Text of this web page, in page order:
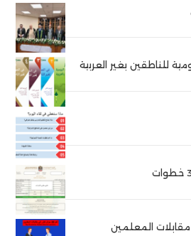
للناطقين بغير العربية